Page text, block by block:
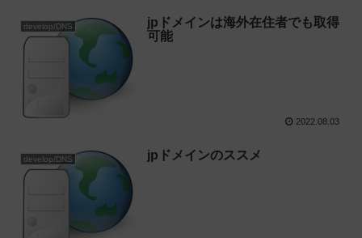
develop/DNS
jpドメインは海外在住者でも取得
可能
2022.08.03
develop/DNS jpドメインのススメ